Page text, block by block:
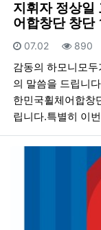
지휘자 정상일
어합창단 창단
등록일
07.02 조회
890
감동의 하모니모
의 말씀을 드립니
한민국휠체어합창
립니다.특별히 이